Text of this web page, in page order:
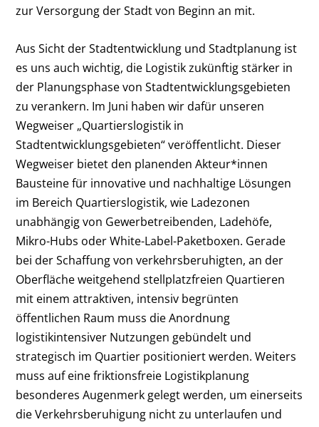
zur Versorgung der Stadt von Beginn an mit.
Aus Sicht der Stadtentwicklung und Stadtplanung ist
es uns auch wichtig, die Logistik zukünftig stärker in
der Planungsphase von Stadtentwicklungsgebieten
zu verankern. Im Juni haben wir dafür unseren
Wegweiser „Quartierslogistik in
Stadtentwicklungsgebieten“ veröffentlicht. Dieser
Wegweiser bietet den planenden Akteur*innen
Bausteine für innovative und nachhaltige Lösungen
im Bereich Quartierslogistik, wie Ladezonen
unabhängig von Gewerbetreibenden, Ladehöfe,
Mikro-Hubs oder White-Label-Paketboxen. Gerade
bei der Schaffung von verkehrsberuhigten, an der
Oberfläche weitgehend stellplatzfreien Quartieren
mit einem attraktiven, intensiv begrünten
öffentlichen Raum muss die Anordnung
logistikintensiver Nutzungen gebündelt und
strategisch im Quartier positioniert werden. Weiters
muss auf eine friktionsfreie Logistikplanung
besonderes Augenmerk gelegt werden, um einerseits
die Verkehrsberuhigung nicht zu unterlaufen und